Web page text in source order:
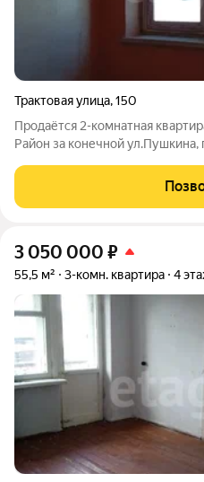
Трактовая улица,150
Продаётся 2-комнатная
Район за конечной ул.Пушкина,
Установлены новые евроокна,
улице, газовая труба рядом
3 050 000 ₽
55,5 м² 3-комн. квартира 4